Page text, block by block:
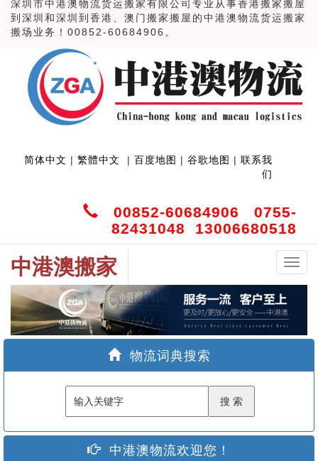
深圳市中港澳物流货运搬家有限公司专业从事香港搬家搬屋
到深圳和深圳到香港、澳门搬家搬屋的中港澳物流货运搬家
搬场业务！00852-60684906。
简体中文 | 繁體中文 | 百度地图 | 谷歌地图 | 联系我
们
00852-60684906 0755-
82431048 13006680518
中
港
中港澳搬家
物流词典搜索
中港澳物流欢迎您！